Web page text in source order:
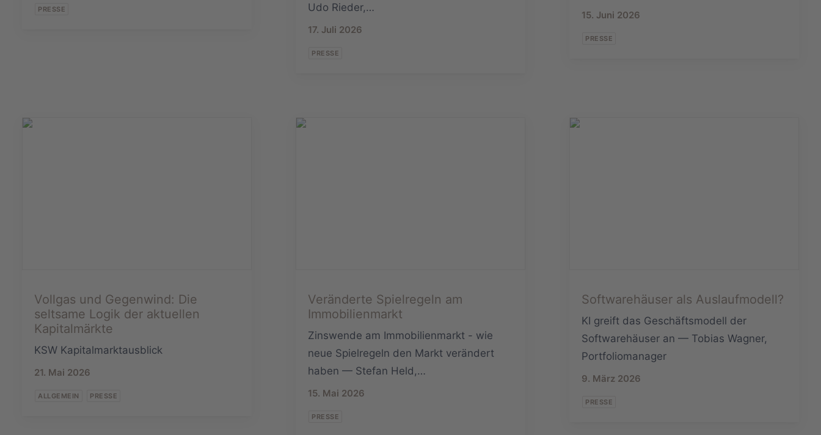
PRESSE
Udo Rieder,…
17. Juli 2026
PRESSE
15. Juni 2026
PRESSE
Vollgas und Gegenwind: Die
seltsame Logik der aktuellen
Kapitalmärkte
KSW Kapitalmarktausblick
21. Mai 2026
ALLGEMEIN PRESSE
Veränderte Spielregeln am
Immobilienmarkt
Zinswende am Immobilienmarkt - wie
neue Spielregeln den Markt verändert
haben — Stefan Held,…
15. Mai 2026
PRESSE
Softwarehäuser als Auslaufmodell?
KI greift das Geschäftsmodell der
Softwarehäuser an — Tobias Wagner,
Portfoliomanager
9. März 2026
PRESSE